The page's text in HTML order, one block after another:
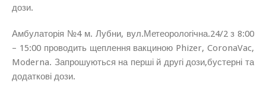
дози.
Амбулаторія №4 м. Лубни, вул.Метеорологічна.24/2 з 8:00
– 15:00 проводить щеплення вакциною Phizer, CoronaVac,
Moderna. Запрошуються на перші й другі дози,бустерні та
додаткові дози.